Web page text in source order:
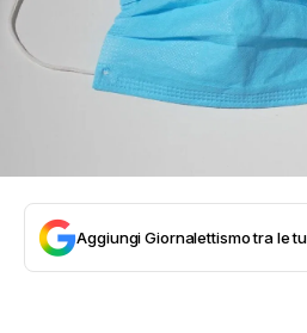
Aggiungi Giornalettismo tra le